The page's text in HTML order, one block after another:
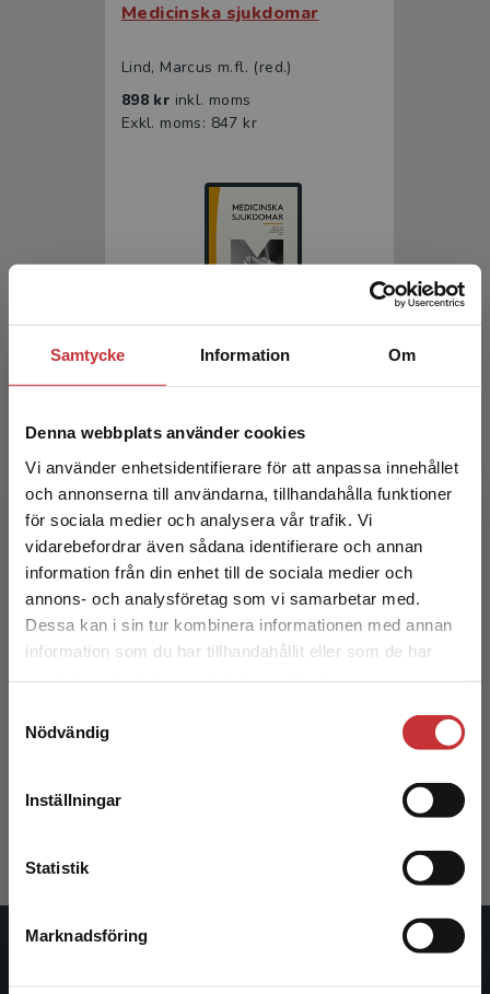
Samtycke Information Om
Denna webbplats använder cookies
Vi använder enhetsidentifierare för att anpassa innehållet
och annonserna till användarna, tillhandahålla funktioner
för sociala medier och analysera vår trafik. Vi
vidarebefordrar även sådana identifierare och annan
information från din enhet till de sociala medier och
annons- och analysföretag som vi samarbetar med.
Dessa kan i sin tur kombinera informationen med annan
information som du har tillhandahållit eller som de har
Nödvändig
Inställningar
Statistik
Marknadsföring
Begränsad fraktregion
Det verkar som att du besöker
studentlitteratur.se via en enhet utanför Sverige.
Vi erbjuder inte leveranser utanför Sverige. För
att kunna slutföra ett köp måste
Medicinska sjukdomar
Lind, Marcus m.fl. (red.)
898 kr inkl. moms
Exkl. moms: 847 kr
Medicinska sjukdomar
Exkl. moms: 539 kr